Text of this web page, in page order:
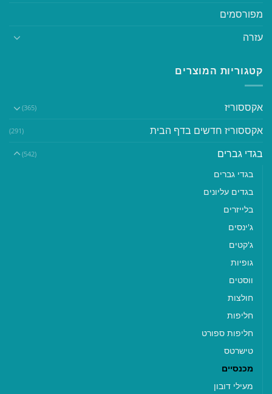
מפורסמים
עזרה
קטגוריות המוצרים
אקססוריז (365)
אקססוריז חדשים בדף הבית (291)
בגדי גברים (542)
בגדי גברים
בגדים עליונים
בלייזרים
ג'ינסים
ג'קטים
גופיות
ווסטים
חולצות
חליפות
חליפות ספורט
טישרטס
מכנסיים
מעילי דובון